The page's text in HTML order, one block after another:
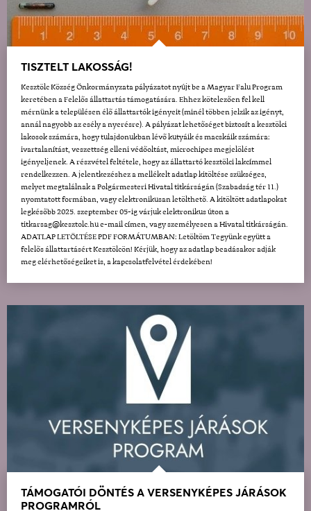
TISZTELT LAKOSSÁG!
Kesztölc Község Önkormányzata pályázatot nyújt be a Magyar Falu Program
keretében a Felelős állattartás támogatására. Ehhez kötelezően fel kell
mérnünk a településen élő állattartók igényeit (minél többen jelzik az igényt,
annál nagyobb az esély a nyerésre). A pályázat lehetőséget biztosít a kesztölci
lakosok számára, hogy tulajdonukban lévő kutyáik és macskáik számára:
ivartalanítást, veszettség elleni védőoltást, microchipes megjelölést
igényeljenek. A részvétel feltétele, hogy az állattartó kesztölci lakcímmel
rendelkezzen. A jelentkezéshez a mellékelt adatlap kitöltése szükséges,
melyet megtalálnak a Polgármesteri Hivatal titkárságán (Szabadság tér 11.)
nyomtatott formában, vagy elektronikusan letölthető. A kitöltött adatlapokat
legkésőbb 2025. szeptember 05-ig várjuk elektronikus úton a
titkarsag@kesztolc.hu e-mail címen, vagy személyesen a Hivatal titkárságán.
ADATLAP LETÖLTÉSE PDF FORMÁTUMBAN: Letöltöm Tegyünk együtt a
felelős állattartásért Kesztölcön! Kérjük, hogy az adatlap beadásakor adják
meg elérhetőségeiket is, a kapcsolatfelvétel érdekében!
TÁMOGATÓI DÖNTÉS A VERSENYKÉPES JÁRÁSOK
PROGRAMRÓL